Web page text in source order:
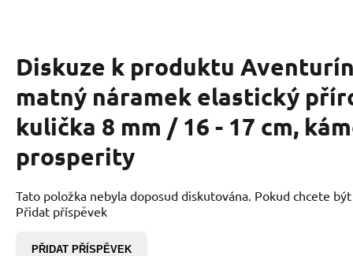
Diskuze k produktu
matný náramek elastický
kulička 8 mm / 16 - 17 cm,
prosperity
Tato položka nebyla doposud diskutována. Pokud chcete
Přidat příspěvek
PŘIDAT PŘÍSPĚVEK